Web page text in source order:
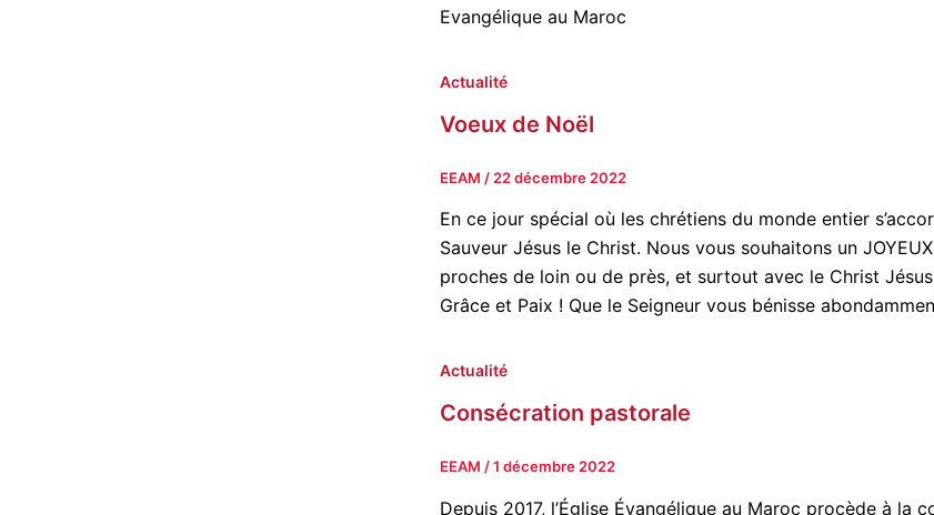
Evangélique au Maroc
Actualité
Voeux de Noël
EEAM / 22 décembre 2022
En ce jour spécial où les chrétiens du monde entier
Sauveur Jésus le Christ. Nous vous souhaitons un
proches de loin ou de près, et surtout avec le Christ
Grâce et Paix ! Que le Seigneur vous bénisse
Actualité
Consécration pastorale
EEAM /1 décembre 2022
Depuis 2017, l’Église Évangélique au Maroc procède à la